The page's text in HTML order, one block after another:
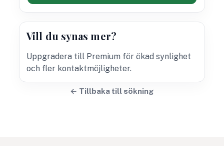
Vill du synas mer?
Uppgradera till Premium för ökad synlighet
och fler kontaktmöjligheter.
← Tillbaka till sökning